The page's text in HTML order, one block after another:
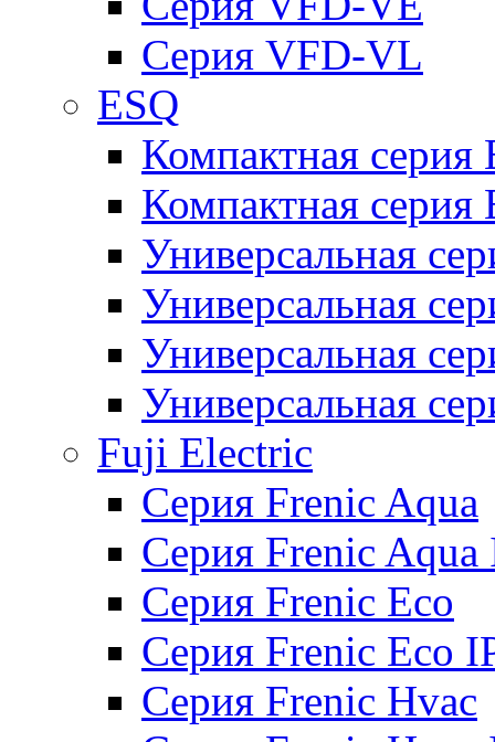
Серия VFD-VL
ESQ
Компактная серия
Компактная
Универсальная
Универсальная
Универсальная
Универсальная
Fuji Electric
Серия Frenic Aqua
Серия Frenic Aqua
Серия Frenic Eco
Серия Frenic Eco
Серия Frenic Hvac